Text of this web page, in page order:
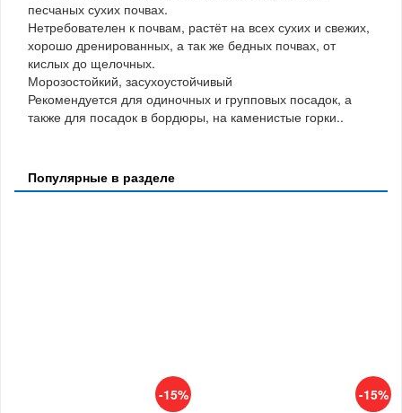
песчаных сухих почвах.
Нетребователен к почвам, растёт на всех сухих и свежих,
хорошо дренированных, а так же бедных почвах, от
кислых до щелочных.
Морозостойкий, засухоустойчивый
Рекомендуется для одиночных и групповых посадок, а
также для посадок в бордюры, на каменистые горки..
Популярные в разделе
-15% -15%